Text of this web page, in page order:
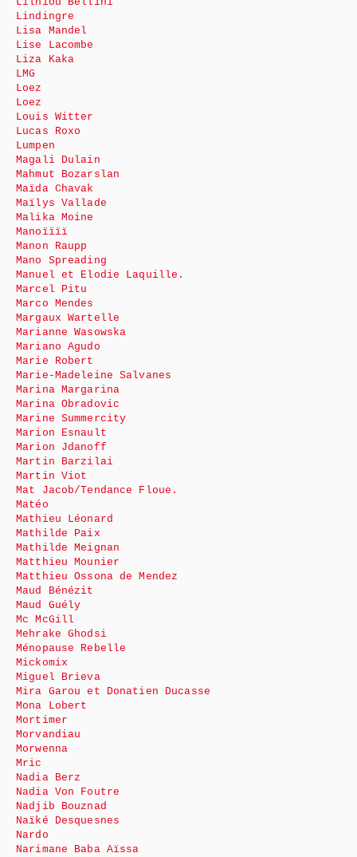
Lindingre
Lisa Mandel
Lise Lacombe
Liza Kaka
LMG
Loez
Loez
Louis Witter
Lucas Roxo
Lumpen
Magali Dulain
Mahmut Bozarslan
Maïda Chavak
Maïlys Vallade
Malika Moine
Manoïïïï
Manon Raupp
Mano Spreading
Manuel et Elodie Laquille.
Marcel Pitu
Marco Mendes
Margaux Wartelle
Marianne Wasowska
Mariano Agudo
Marie Robert
Marie-Madeleine Salvanes
Marina Margarina
Marina Obradovic
Marine Summercity
Marion Esnault
Marion Jdanoff
Martin Barzilai
Martin Viot
Mat Jacob/Tendance Floue.
Matéo
Mathieu Léonard
Mathilde Paix
Mathilde Meignan
Matthieu Mounier
Matthieu Ossona de Mendez
Maud Bénézit
Maud Guély
Mc McGill
Mehrake Ghodsi
Ménopause Rebelle
Mickomix
Miguel Brieva
Mira Garou et Donatien Ducasse
Mona Lobert
Mortimer
Morvandiau
Morwenna
Mric
Nadia Berz
Nadia Von Foutre
Nadjib Bouznad
Naïké Desquesnes
Nardo
Narimane Baba Aïssa